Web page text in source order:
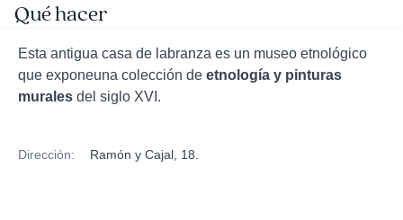
Qué hacer
Esta antigua casa de labranza es un museo etnológico
que exponeuna colección de etnología y pinturas
murales del siglo XVI.
Dirección: Ramón y Cajal, 18.